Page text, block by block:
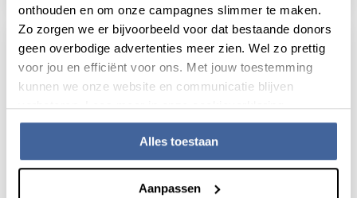
onthouden en om onze campagnes slimmer te maken.
Zo zorgen we er bijvoorbeeld voor dat bestaande donors
geen overbodige advertenties meer zien. Wel zo prettig
voor jou en efficiënt voor ons. Met jouw toestemming
kunnen we onze website en communicatie blijven
verbeteren. Lees meer in onze cookieverklaring.
Alles toestaan
Aanpassen